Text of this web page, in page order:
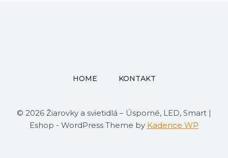
HOME KONTAKT
© 2026 Žiarovky a svietidlá – Úsporné, LED, Smart |
Eshop - WordPress Theme by Kadence WP